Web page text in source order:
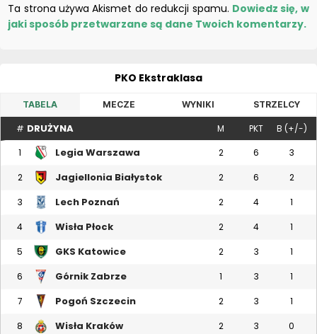
Ta strona używa Akismet do redukcji spamu. Dowiedz się, w
jaki sposób przetwarzane są dane Twoich komentarzy.
PKO Ekstraklasa
TABELA MECZE WYNIKI STRZELCY
# DRUŻYNA M PKT B (+/-)
1 Legia Warszawa 2 6 3
2 Jagiellonia Białystok 2 6 2
3 Lech Poznań 2 4 1
4 Wisła Płock 2 4 1
5 GKS Katowice 2 3 1
6 Górnik Zabrze 1 3 1
7 Pogoń Szczecin 2 3 1
8 Wisła Kraków 2 3 0